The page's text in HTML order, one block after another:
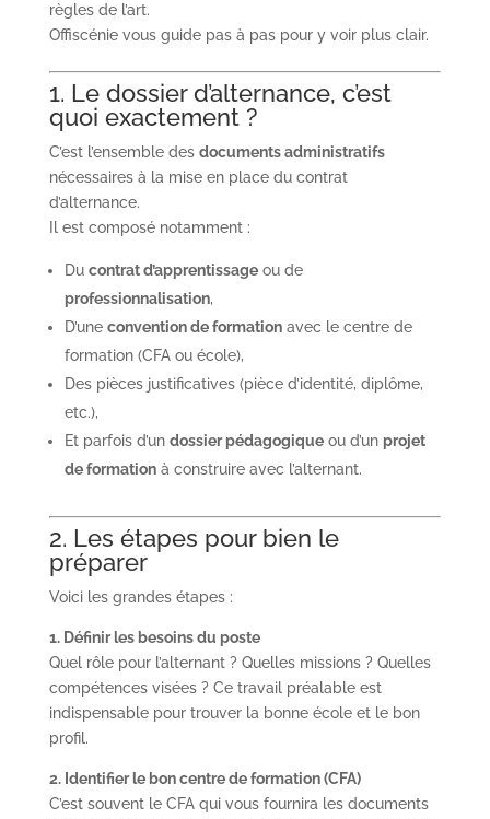
règles de l’art.
Offiscénie vous guide pas à pas pour y voir plus clair.
1. Le dossier d’alternance, c’est
quoi exactement ?
C’est l’ensemble des documents administratifs
nécessaires à la mise en place du contrat
d’alternance.
Il est composé notamment :
Du contrat d’apprentissageou de
professionnalisation,
D’une convention de formationavec le centre de
formation (CFA ou école),
Des pièces justificatives (pièce d’identité, diplôme,
etc.),
Et parfois d’un dossier pédagogiqueou d’un projet
de formationà construire avec l’alternant.
2. Les étapes pour bien le
préparer
Voici les grandes étapes :
1. Définir les besoins du poste
Quel rôle pour l’alternant ? Quelles missions ? Quelles
compétences visées ? Ce travail préalable est
indispensable pour trouver la bonne école et le bon
profil.
2. Identifier le bon centre de formation (CFA)
C’est souvent le CFA qui vous fournira les documents